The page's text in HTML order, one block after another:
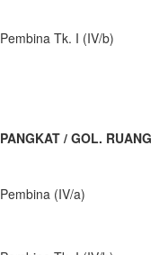
Pembina Tk. I (IV/b)
PANGKAT / GOL. RUANG
Pembina (IV/a)